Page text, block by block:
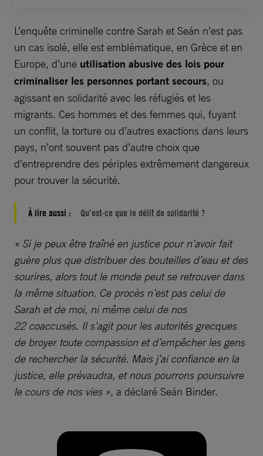
L’enquête criminelle contre Sarah et Seán n’est pas
un cas isolé, elle est emblématique, en Grèce et en
Europe, d’une utilisation abusive des lois pour
criminaliser les personnes portant secours, ou
agissant en solidarité avec les réfugiés et les
migrants. Ces hommes et des femmes qui, fuyant
un conflit, la torture ou d’autres exactions dans leurs
pays, n’ont souvent pas d’autre choix que
d’entreprendre des périples extrêmement dangereux
pour trouver la sécurité.
À lire aussi : Qu’est-ce que le délit de solidarité ?
« Si je peux être traîné en justice pour n’avoir fait
guère plus que distribuer des bouteilles d’eau et des
sourires, alors tout le monde peut se retrouver dans
la même situation. Ce procès n’est pas celui de
Sarah et de moi, ni même celui de nos
22 coaccusés. Il s’agit pour les autorités grecques
de broyer toute compassion et d’empêcher les gens
de rechercher la sécurité. Mais j’ai confiance en la
justice, elle prévaudra, et nous pourrons poursuivre
le cours de nos vies », a déclaré Seán Binder.